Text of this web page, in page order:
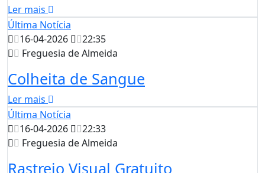
Ler mais
Última Notícia
16-04-2026
22:35
Freguesia de Almeida
Colheita de Sangue
Ler mais
Última Notícia
16-04-2026
22:33
Freguesia de Almeida
Rastreio Visual Gratuito